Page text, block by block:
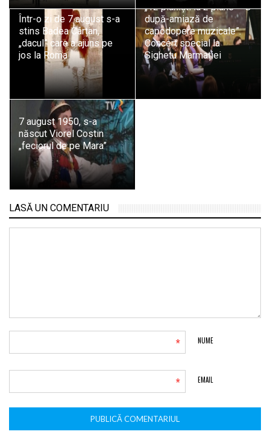
Într-o zi de 7 august s-a
stins Badea Cârțan,
„dacul” care a ajuns pe
jos la Roma
„12 pianiști la 2 piane – O
după-amiază de
capodopere muzicale”.
Concert special la
Sighetu Marmației
7 august 1950, s-a
născut Viorel Costin
„feciorul de pe Mara”
LASĂ UN COMENTARIU
NUME
*
EMAIL
*